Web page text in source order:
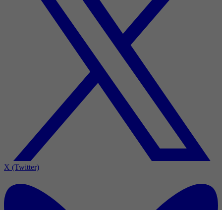
X (Twitter)